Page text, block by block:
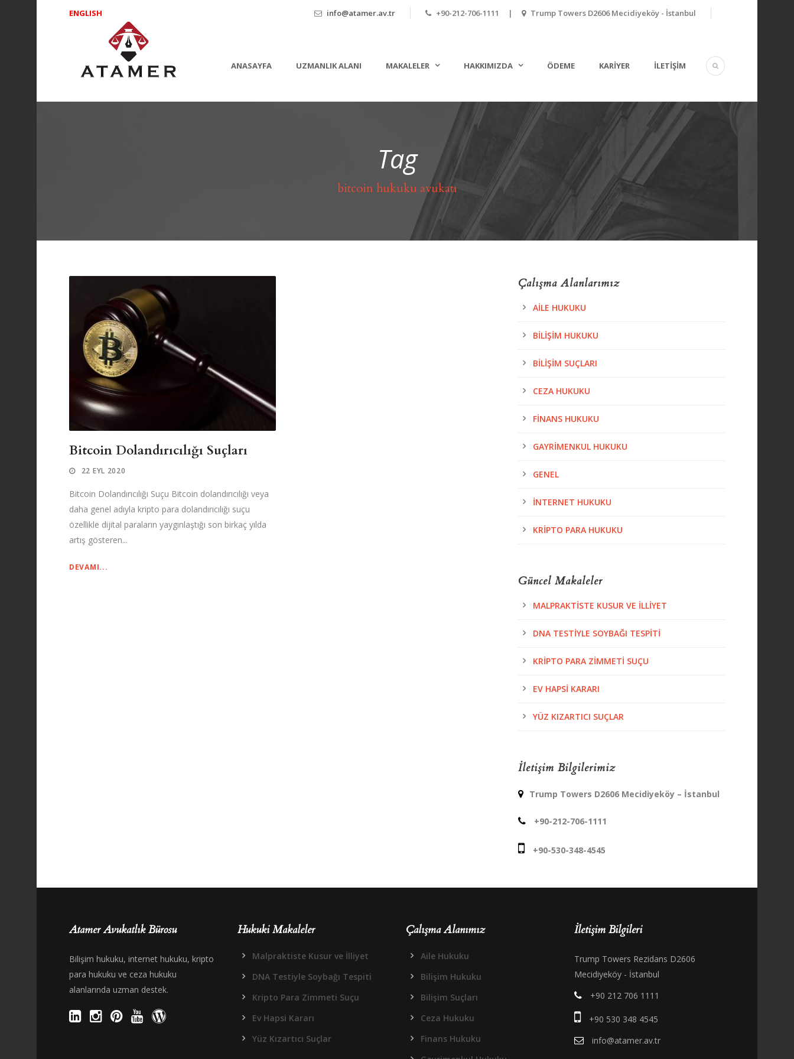
ENGLISH info@atamer.av.tr +90-212-706-1111 | Trump Towers D2606 Mecidiyeköy - İstanbul
ANASAYFA UZMANLIK ALANI MAKALELER HAKKIMIZDA ÖDEME KARİYER İLETİŞİM
Tag
bitcoin hukuku avukatı
Bitcoin Dolandırıcılığı Suçları
22 EYL 2020
Bitcoin Dolandırıcılığı Suçu Bitcoin dolandırıcılığı veya
daha genel adıyla kripto para dolandırıcılığı suçu
özellikle dijital paraların yaygınlaştığı son birkaç yılda
artış gösteren...
DEVAMI...
Çalışma Alanlarımız
AILE HUKUKU
BILIŞIM HUKUKU
BILIŞIM SUÇLARI
CEZA HUKUKU
FINANS HUKUKU
GAYRIMENKUL HUKUKU
GENEL
İNTERNET HUKUKU
KRIPTO PARA HUKUKU
Güncel Makaleler
MALPRAKTISTE KUSUR VE İLLIYET
DNA TESTIYLE SOYBAĞI TESPITI
KRIPTO PARA ZIMMETI SUÇU
EV HAPSI KARARI
YÜZ KIZARTICI SUÇLAR
İletişim Bilgilerimiz
Trump Towers D2606 Mecidiyeköy – İstanbul
+90-212-706-1111
+90-530-348-4545
Atamer Avukatlık Bürosu
Bilişim hukuku, internet hukuku, kripto
para hukuku ve ceza hukuku
alanlarında uzman destek.
Hukuki Makaleler
Malpraktiste Kusur ve İlliyet
DNA Testiyle Soybağı Tespiti
Kripto Para Zimmeti Suçu
Ev Hapsi Kararı
Yüz Kızartıcı Suçlar
Çalışma Alanımız
Aile Hukuku
Bilişim Hukuku
Bilişim Suçları
Ceza Hukuku
Finans Hukuku
İletişim Bilgileri
Trump Towers Rezidans D2606
Mecidiyeköy - İstanbul
+90 212 706 1111
+90 530 348 4545
info@atamer.av.tr